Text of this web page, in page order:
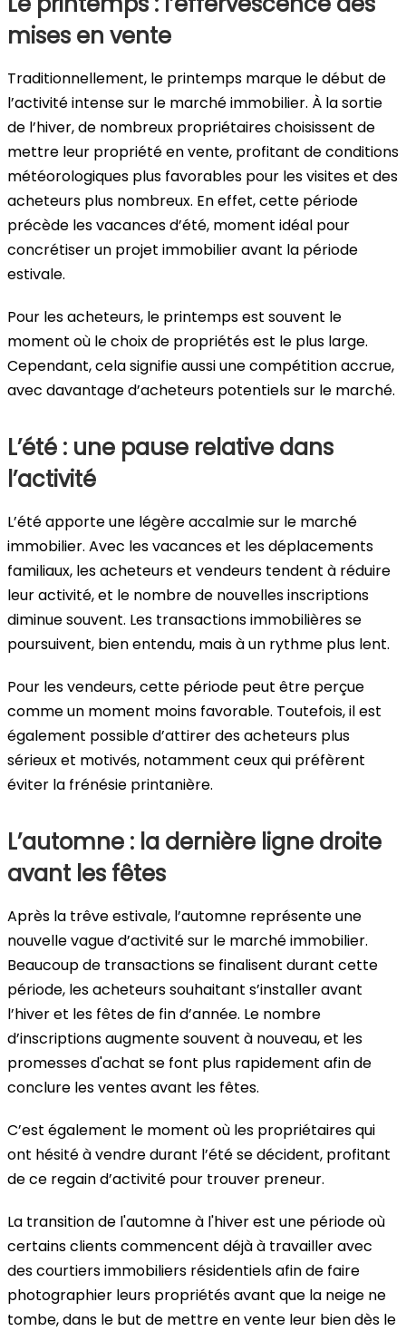
mises en vente
Traditionnellement, le printemps marque le début de
l’activité intense sur le marché immobilier. À la sortie
de l’hiver, de nombreux propriétaires choisissent de
mettre leur propriété en vente, profitant de conditions
météorologiques plus favorables pour les visites et des
acheteurs plus nombreux. En effet, cette période
précède les vacances d’été, moment idéal pour
concrétiser un projet immobilier avant la période
estivale.
Pour les acheteurs, le printemps est souvent le
moment où le choix de propriétés est le plus large.
Cependant, cela signifie aussi une compétition accrue,
avec davantage d’acheteurs potentiels sur le marché.
L’été : une pause relative dans
l’activité
L’été apporte une légère accalmie sur le marché
immobilier. Avec les vacances et les déplacements
familiaux, les acheteurs et vendeurs tendent à réduire
leur activité, et le nombre de nouvelles inscriptions
diminue souvent. Les transactions immobilières se
poursuivent, bien entendu, mais à un rythme plus lent.
Pour les vendeurs, cette période peut être perçue
comme un moment moins favorable. Toutefois, il est
également possible d’attirer des acheteurs plus
sérieux et motivés, notamment ceux qui préfèrent
éviter la frénésie printanière.
L’automne : la dernière ligne droite
avant les fêtes
Après la trêve estivale, l’automne représente une
nouvelle vague d’activité sur le marché immobilier.
Beaucoup de transactions se finalisent durant cette
période, les acheteurs souhaitant s’installer avant
l’hiver et les fêtes de fin d’année. Le nombre
d’inscriptions augmente souvent à nouveau, et les
promesses d'achat se font plus rapidement afin de
conclure les ventes avant les fêtes.
C’est également le moment où les propriétaires qui
ont hésité à vendre durant l’été se décident, profitant
de ce regain d’activité pour trouver preneur.
La transition de l'automne à l'hiver est une période où
certains clients commencent déjà à travailler avec
des courtiers immobiliers résidentiels afin de faire
photographier leurs propriétés avant que la neige ne
tombe, dans le but de mettre en vente leur bien dès le